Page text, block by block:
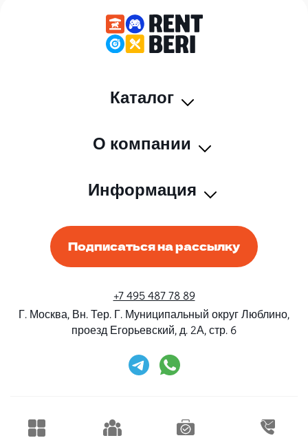
Каталог
О компании
Информация
Подписаться на рассылку
+7 495 487 78 89
Г. Москва, Вн. Тер. Г. Муниципальный округ Люблино,
проезд Егорьевский, д. 2А, стр. 6
Дизайн и разработка
Конструктивные решения